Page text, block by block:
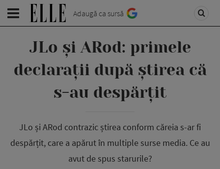
Adaugă ca sursă
JLo și ARod: primele
declarații după știrea că
s-au despărțit
JLo și ARod contrazic știrea conform căreia s-ar fi
despărțit, care a apărut în multiple surse media. Ce au
avut de spus starurile?